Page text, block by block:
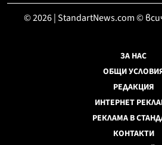
© 2026 | StandartNews.com ©
ЗА НАС
ОБЩИ
РЕДАКЦИЯ
ИНТЕРНЕТ
РЕКЛАМА В
КОНТАКТИ